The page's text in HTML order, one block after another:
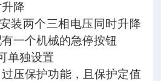
降
装两个三相电压同时升降
一个机械的急停按钮
单独设置
压保护功能，且保护定值